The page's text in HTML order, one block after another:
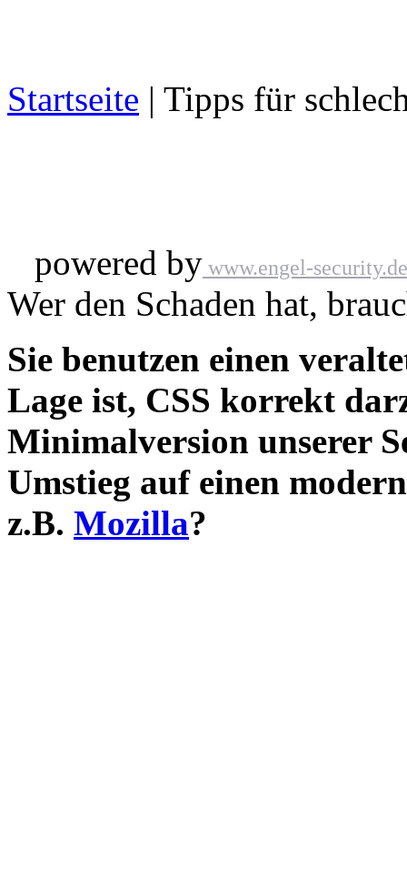
Startseite | Tipps für
powered by www.engel-security.de
Wer den Schaden hat,
Sie benutzen einen
Lage ist, CSS korrekt
Minimalversion unserer
Umstieg auf einen
z.B. Mozilla?